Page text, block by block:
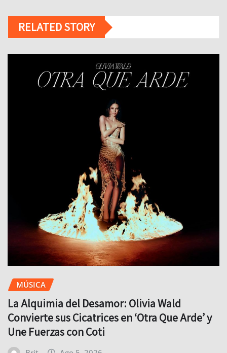
RELATED STORY
MÚSICA
La Alquimia del Desamor: Olivia Wald
Convierte sus Cicatrices en ‘Otra Que Arde’ y
Une Fuerzas con Coti